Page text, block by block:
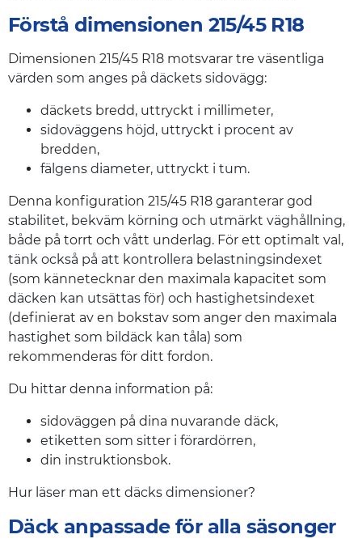
Förstå dimensionen 215/45 R18
Dimensionen 215/45 R18 motsvarar tre väsentliga
värden som anges på däckets sidovägg:
däckets bredd, uttryckt i millimeter,
sidoväggens höjd, uttryckt i procent av
bredden,
fälgens diameter, uttryckt i tum.
Denna konfiguration 215/45 R18 garanterar god
stabilitet, bekväm körning och utmärkt väghållning,
både på torrt och vått underlag. För ett optimalt val,
tänk också på att kontrollera belastningsindexet
(som kännetecknar den maximala kapacitet som
däcken kan utsättas för) och hastighetsindexet
(definierat av en bokstav som anger den maximala
hastighet som bildäck kan tåla) som
rekommenderas för ditt fordon.
Du hittar denna information på:
sidoväggen på dina nuvarande däck,
etiketten som sitter i förardörren,
din instruktionsbok.
Hur läser man ett däcks dimensioner?
Däck anpassade för alla säsonger